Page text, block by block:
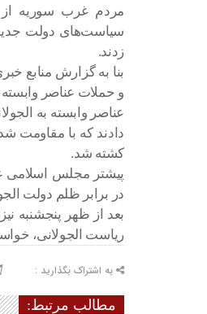
مردم غرب سوریه
سیاست‌های دولت
زدند.
بنا به گزارش منابع
و حملات عناصر
عناصر وابسته به
دادند که با مقاومت
کشته شد.
پیشتر مجلس اسلامی
در برابر ظلم دولت
بعد از ظهر پنجشنبه
ریاست الجولانی،
به اشتراک بگذارید :
مطالب مرتبط: